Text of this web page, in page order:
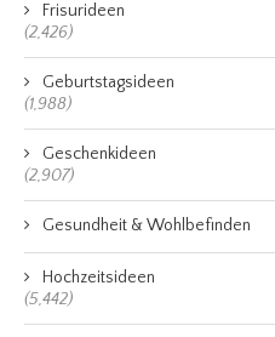
Frisurideen
(2,426)
Geburtstagsideen
(1,988)
Geschenkideen
(2,907)
Gesundheit & Wohlbefinden
Hochzeitsideen
(5,442)